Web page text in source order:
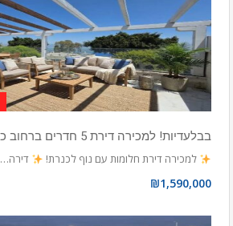
בבלעדיות! למכירה דירת 5 חדרים ברחוב כליל החורש, טבריה
למכירה דירת חלומות עם נוף לכנרת!
דירה…
₪1,590,000